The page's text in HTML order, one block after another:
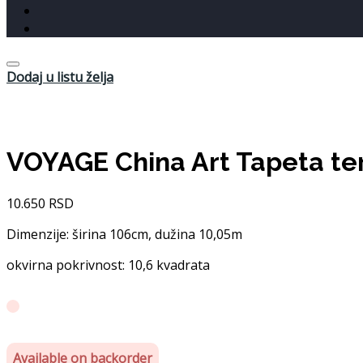
Dodaj u listu želja
VOYAGE China Art Tapeta
10.650 RSD
Dimenzije: širina 106cm, dužina 10,05m
okvirna pokrivnost: 10,6 kvadrata
Available on backorder